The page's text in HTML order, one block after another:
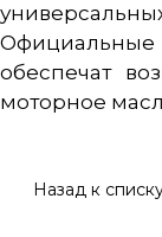
Официальные
обеспечат
моторное
Назад к